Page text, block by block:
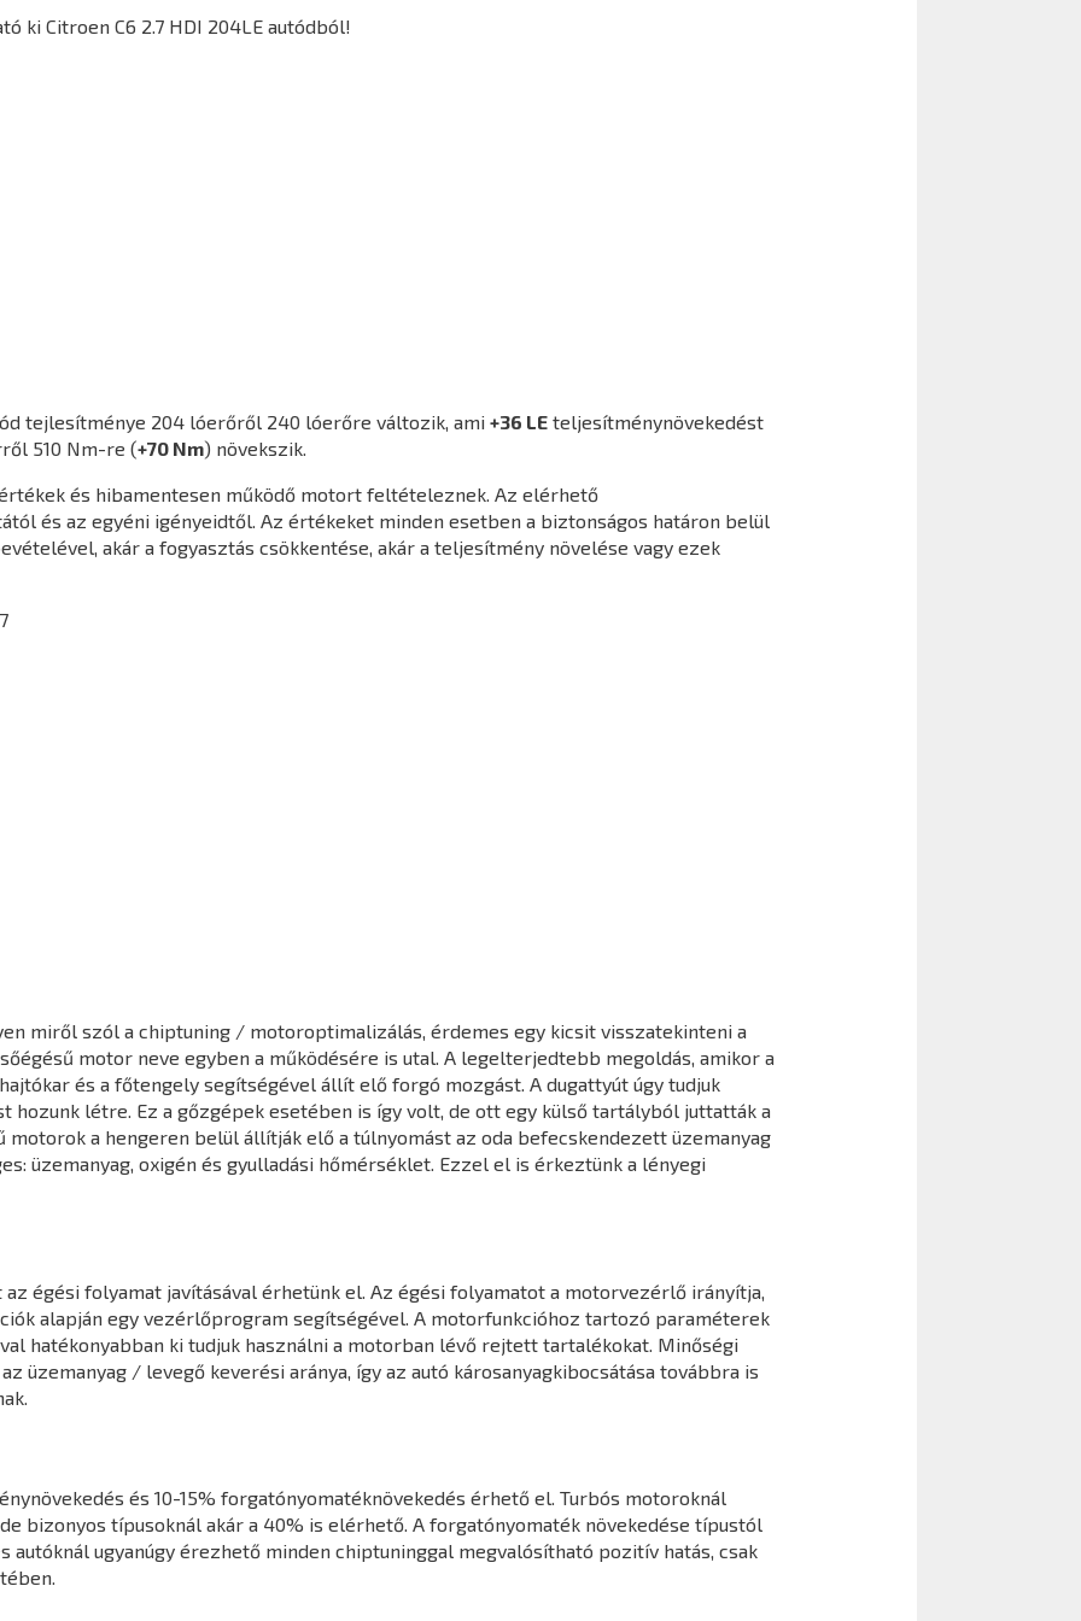
ki Citroen C6 2.7 HDI 204LE autódból!
tejlesítménye 204 lóerőről 240 lóerőre változik, ami +36 LE teljesítménynövekedést
510 Nm-re (+70 Nm) növekszik.
és hibamentesen működő motort feltételeznek. Az elérhető
és az egyéni igényeidtől. Az értékeket minden esetben a biztonságos határon belül
akár a fogyasztás csökkentése, akár a teljesítmény növelése vagy ezek
miről szól a chiptuning / motoroptimalizálás, érdemes egy kicsit visszatekinteni a
motor neve egyben a működésére is utal. A legelterjedtebb megoldás, amikor a
és a főtengely segítségével állít elő forgó mozgást. A dugattyút úgy tudjuk
hozunk létre. Ez a gőzgépek esetében is így volt, de ott egy külső tartályból juttatták a
motorok a hengeren belül állítják elő a túlnyomást az oda befecskendezett üzemanyag
üzemanyag, oxigén és gyulladási hőmérséklet. Ezzel el is érkeztünk a lényegi
égési folyamat javításával érhetünk el. Az égési folyamatot a motorvezérlő irányítja,
alapján egy vezérlőprogram segítségével. A motorfunkcióhoz tartozó paraméterek
hatékonyabban ki tudjuk használni a motorban lévő rejtett tartalékokat. Minőségi
üzemanyag / levegő keverési aránya, így az autó károsanyagkibocsátása továbbra is
és 10-15% forgatónyomatéknövekedés érhető el. Turbós motoroknál
bizonyos típusoknál akár a 40% is elérhető. A forgatónyomaték növekedése típustól
autóknál ugyanúgy érezhető minden chiptuninggal megvalósítható pozitív hatás, csak